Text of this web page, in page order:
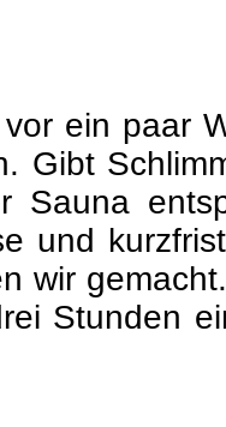
ein paar
Gibt
und
wir
Stunden